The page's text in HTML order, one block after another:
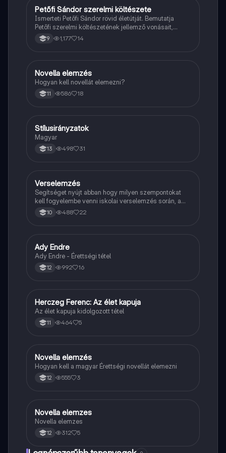
Magyar
Petőfi Sándor szerelmi költészete
Ismerteti Petőfi Sándor rövid életútját. Bemutatja
Petőfi szerelmi költészetének jellemző vonásait,
vereseinek ihletőit és külön kitér a hitvesi
költészetére.
9 1,177 14
Magyar
Novella elemzés
Hogyan kell novellát elemezni?
11 586 18
Magyar
Stílusirányzatok
Magyar
13 498 31
Magyar
Verselemzés
Segítséget nyújt abban hogy milyen szempontokat
kell fogyelembe venni iskolai verselemzés során, a
sikeres dolgozathoz.
10 488 22
Magyar
Ady Endre
Ady Endre - Érettségi tétel
12 992 16
Magyar
Herczeg Ferenc: Az élet kapuja
Az élet kapuja kidolgozott tétel
11 464 5
Magyar
Novella elemzés
Hogyan kell a magyar Érettségi novellát elemezni
12 555 3
Magyar
Novella elemzes
Novella elemzes
12 312 5